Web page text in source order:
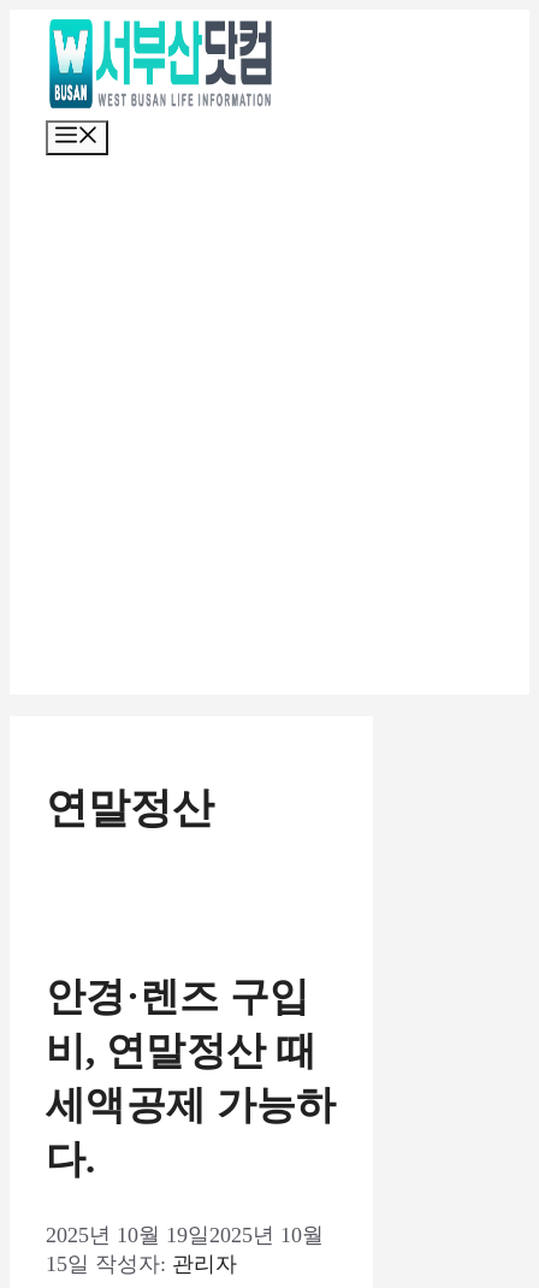
연말정산
안경·렌즈 구입
비, 연말정산 때
세액공제 가능하
다.
2025년 10월 19일 2025년 10월
15일 작성자: 관리자